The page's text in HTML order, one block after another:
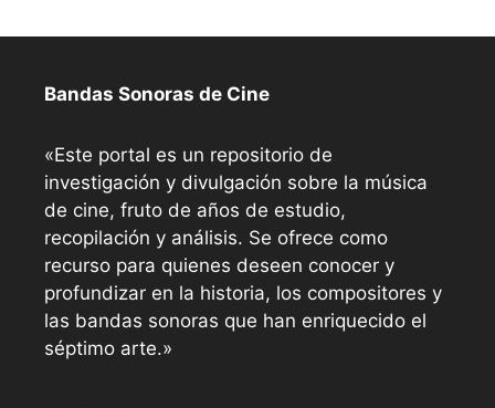
Bandas Sonoras de Cine
«Este portal es un repositorio de
investigación y divulgación sobre la música
de cine, fruto de años de estudio,
recopilación y análisis. Se ofrece como
recurso para quienes deseen conocer y
profundizar en la historia, los compositores y
las bandas sonoras que han enriquecido el
séptimo arte.»